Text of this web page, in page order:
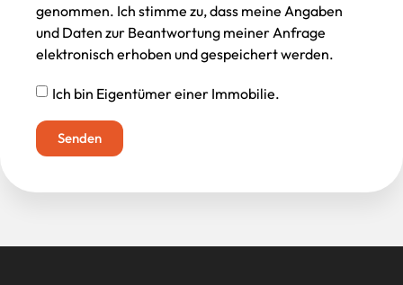
genommen. Ich stimme zu, dass meine Angaben
und Daten zur Beantwortung meiner Anfrage
elektronisch erhoben und gespeichert werden.
Ich bin Eigentümer einer Immobilie.
Senden